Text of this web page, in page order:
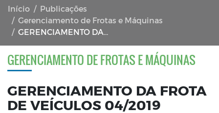
Início
Publicações
Gerenciamento de Frotas e Máquinas
GERENCIAMENTO DA FROTA DE VEÍCULOS 04/2019
GERENCIAMENTO DE FROTAS E MÁQUINAS
GERENCIAMENTO DA FROTA
DE VEÍCULOS 04/2019